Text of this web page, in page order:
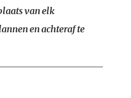
van elk
en achteraf te